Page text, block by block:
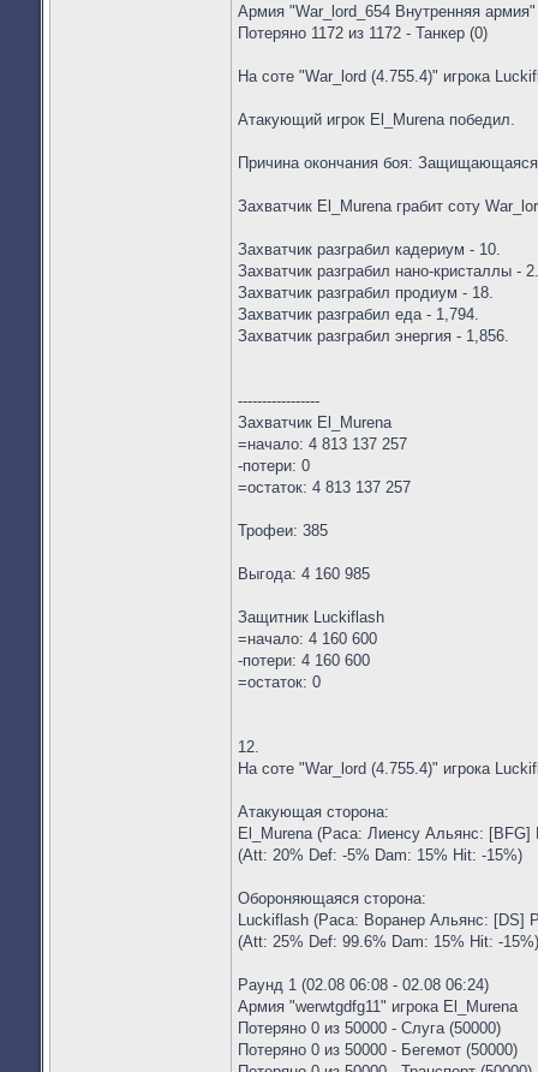
Армия "War_lord_654 Внутренняя
Потеряно 1172 из 1172 - Танкер (0)
На соте "War_lord (4.755.4)" игрока
Атакующий игрок El_Murena победил.
Причина окончания боя:
Захватчик El_Murena грабит соту
Захватчик разграбил кадериум - 10.
Захватчик разграбил нано-кристаллы - 2.
Захватчик разграбил продиум - 18.
Захватчик разграбил еда - 1,794.
Захватчик разграбил энергия - 1,856.
-----------------
Захватчик El_Murena
=начало: 4 813 137 257
-потери: 0
=остаток: 4 813 137 257
Трофеи: 385
Выгода: 4 160 985
Защитник Luckiflash
=начало: 4 160 600
-потери: 4 160 600
=остаток: 0
12.
На соте "War_lord (4.755.4)" игрока
Атакующая сторона:
El_Murena (Раса: Лиенсу Альянс: [BFG]
(Att: 20% Def: -5% Dam: 15% Hit: -15%)
Обороняющаяся сторона:
Luckiflash (Раса: Воранер Альянс: [DS]
(Att: 25% Def: 99.6% Dam: 15% Hit: -15%)
Раунд 1 (02.08 06:08 - 02.08 06:24)
Армия "werwtgdfg11" игрока El_Murena
Потеряно 0 из 50000 - Слуга (50000)
Потеряно 0 из 50000 - Бегемот (50000)